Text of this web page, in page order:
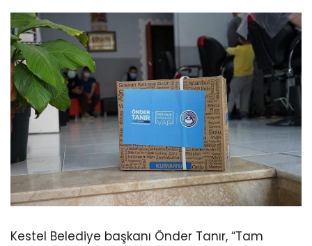
Kestel Belediye başkanı Önder Tanır, “Tam